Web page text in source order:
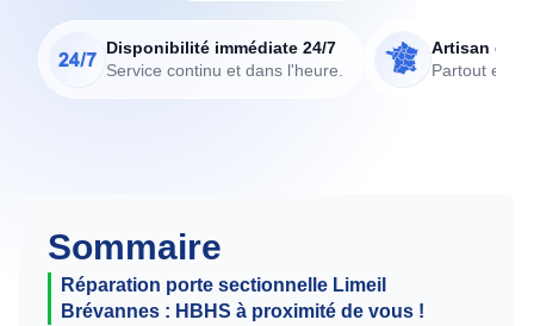
Disponibilité immédiate 24/7
Service continu et dans l'heure.
Artisan de
Partout en
Sommaire
Réparation porte sectionnelle Limeil
Brévannes : HBHS à proximité de vous !